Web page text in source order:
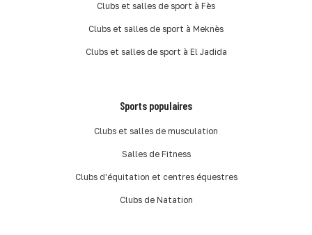
Clubs et salles de sport à Fès
Clubs et salles de sport à Meknès
Clubs et salles de sport à El Jadida
Sports populaires
Clubs et salles de musculation
Salles de Fitness
Clubs d'équitation et centres équestres
Clubs de Natation